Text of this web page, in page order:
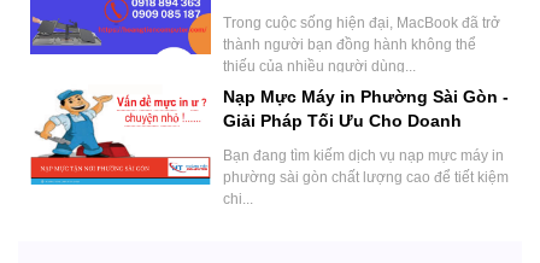
Trong cuộc sống hiện đại, MacBook đã trở
thành người bạn đồng hành không thể
thiếu của nhiều người dùng...
Nạp Mực Máy in Phường Sài Gòn -
Giải Pháp Tối Ưu Cho Doanh
Bạn đang tìm kiếm dịch vụ nạp mực máy in
phường sài gòn chất lượng cao để tiết kiệm
chi...